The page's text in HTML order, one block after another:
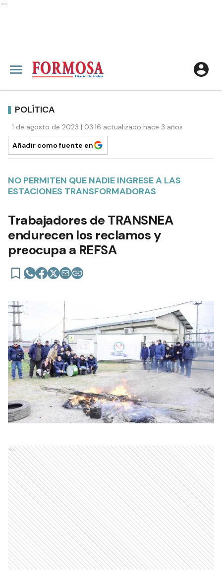
Ads
POLÍTICA
1 de agosto de 2023 | 03:16 actualizado hace 3 años
Añadir como fuente en
NO PERMITEN QUE NADIE INGRESE A LAS
ESTACIONES TRANSFORMADORAS
Trabajadores de TRANSNEA
endurecen los reclamos y
preocupa a REFSA
Ads